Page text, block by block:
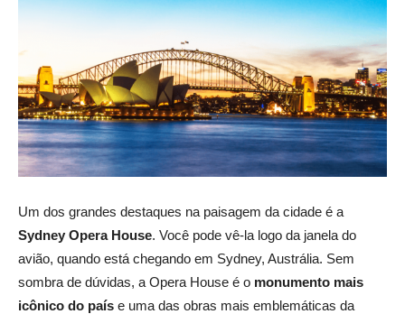
Um dos grandes destaques na paisagem da cidade é a
Sydney Opera House. Você pode vê-la logo da janela do
avião, quando está chegando em Sydney, Austrália. Sem
sombra de dúvidas, a Opera House é o monumento mais
icônico do país e uma das obras mais emblemáticas da